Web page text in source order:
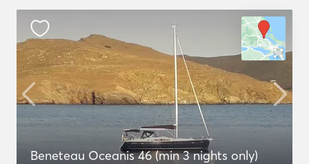
Beneteau Oceanis 46 (min 3 nights only)